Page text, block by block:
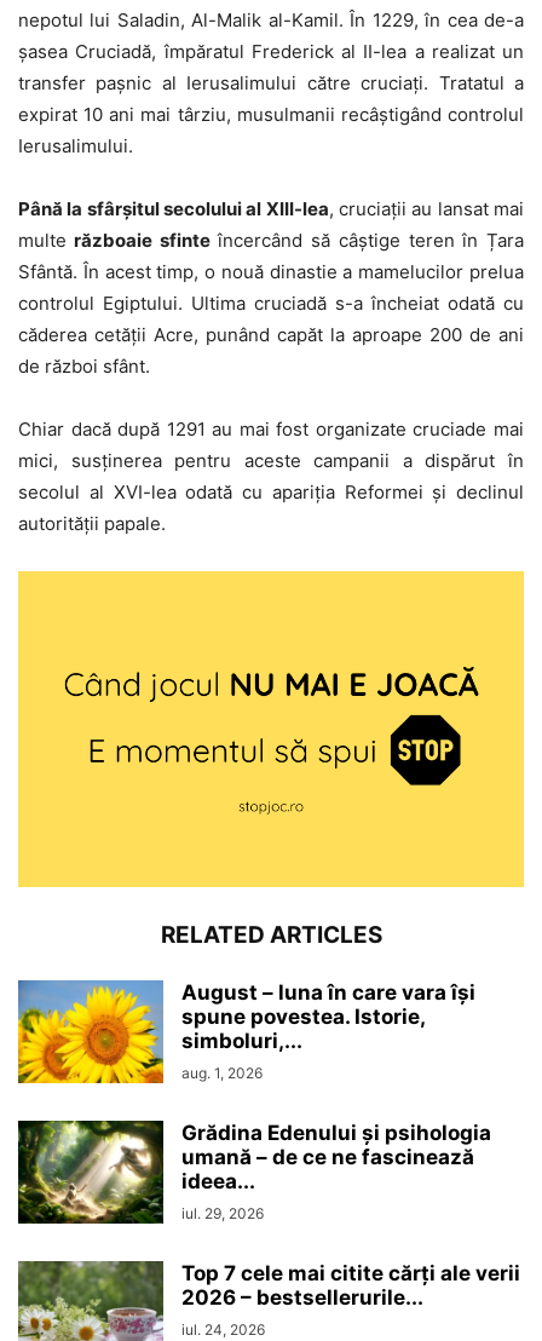
nepotul lui Saladin, Al-Malik al-Kamil. În 1229, în cea de-a
șasea Cruciadă, împăratul Frederick al II-lea a realizat un
transfer pașnic al Ierusalimului către cruciați. Tratatul a
expirat 10 ani mai târziu, musulmanii recâștigând controlul
Ierusalimului.
Până la sfârșitul secolului al XIII-lea, cruciații au lansat mai
multe războaie sfinteîncercând să câștige teren în Țara
Sfântă. În acest timp, o nouă dinastie a mamelucilor prelua
controlul Egiptului. Ultima cruciadă s-a încheiat odată cu
căderea cetății Acre, punând capăt la aproape 200 de ani
de război sfânt.
Chiar dacă după 1291 au mai fost organizate cruciade mai
mici, susținerea pentru aceste campanii a dispărut în
secolul al XVI-lea odată cu apariția Reformei și declinul
autorității papale.
RELATED ARTICLES
August – luna în care vara își
spune povestea. Istorie,
simboluri,...
aug. 1, 2026
Grădina Edenului și psihologia
umană – de ce ne fascinează
ideea...
iul. 29, 2026
Top 7 cele mai citite cărți ale verii
2026 – bestsellerurile...
iul. 24, 2026